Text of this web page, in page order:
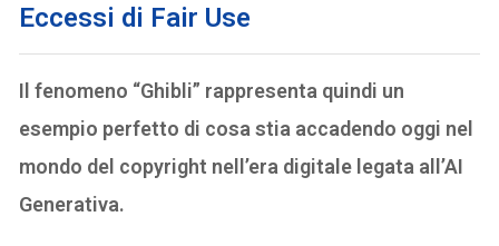
Eccessi di Fair Use
Il fenomeno “Ghibli” rappresenta quindi un
esempio perfetto di cosa stia accadendo oggi nel
mondo del copyright nell’era digitale legata all’AI
Generativa.